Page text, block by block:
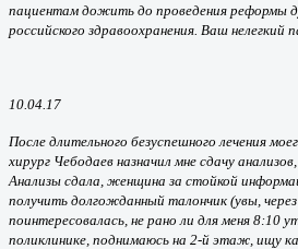
пациентам дожить до проведения реформы
российского здравоохранения. Ваш нелегкий
10.04.17
После длительного безуспешного лечения
хирург Чебодаев назначил мне сдачу
Анализы сдала, женщина за стойкой
получить долгожданный талончик (увы, через
поинтересовалась, не рано ли для меня 8:10
поликлинике, поднимаюсь на 2-й этаж, ищу